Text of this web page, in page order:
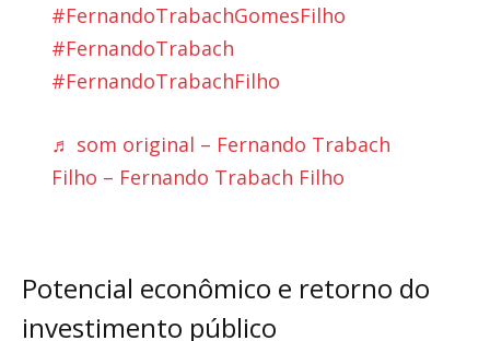
#FernandoTrabachGomesFilho
#FernandoTrabach
#FernandoTrabachFilho
♬ som original – Fernando Trabach
Filho – Fernando Trabach Filho
Potencial econômico e retorno do
investimento público